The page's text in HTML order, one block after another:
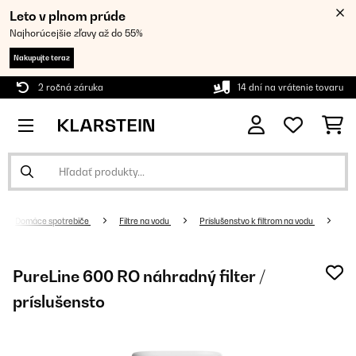
Leto v plnom prúde
Najhorúcejšie zľavy až do 55%
Nakupujte teraz
2 ročná záruka 14 dní na vrátenie tovaru
Domáce spotrebiče Filtre na vodu Príslušenstvo k filtrom na vodu
PureLine 600 RO náhradný filter /
príslušensto